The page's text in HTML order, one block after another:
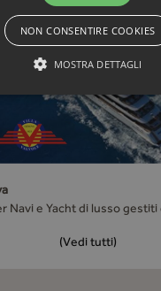
Navi e Yacht di lusso gestiti
(Vedi tutti)
NON CONSENTIRE COOKIES
MOSTRA DETTAGLI